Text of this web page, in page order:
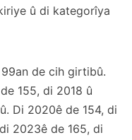
û di kategorîya
de cih girtibû.
155, di 2018 û
Di 2020ê de 154, di
2023ê de 165, di